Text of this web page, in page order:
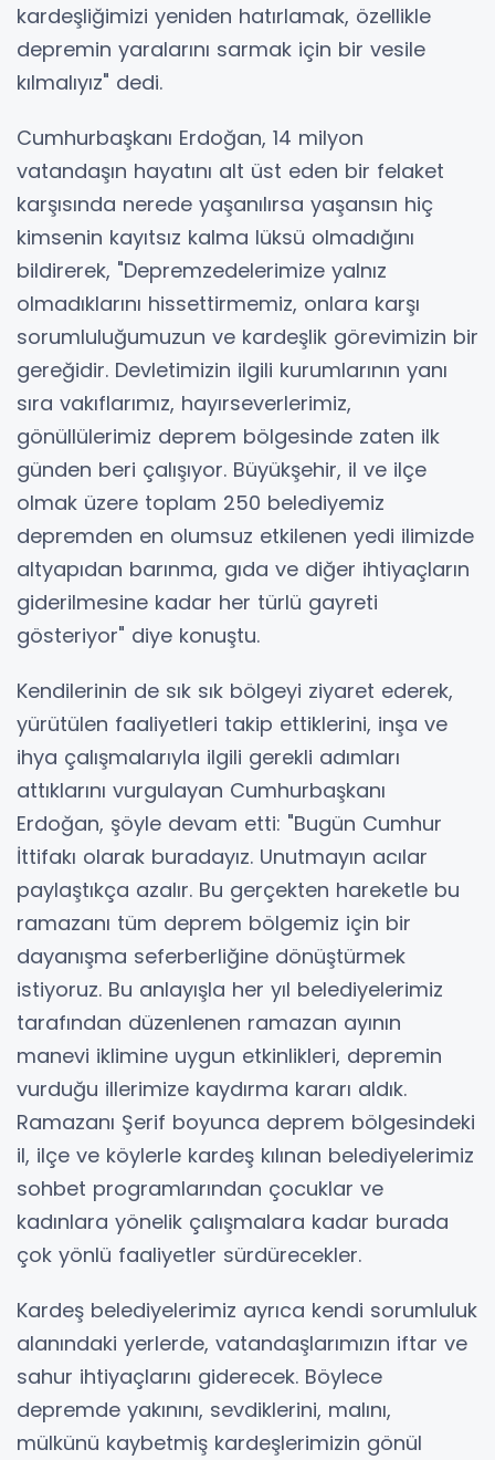
kardeşliğimizi yeniden hatırlamak, özellikle
depremin yaralarını sarmak için bir vesile
kılmalıyız" dedi.
Cumhurbaşkanı Erdoğan, 14 milyon
vatandaşın hayatını alt üst eden bir felaket
karşısında nerede yaşanılırsa yaşansın hiç
kimsenin kayıtsız kalma lüksü olmadığını
bildirerek, "Depremzedelerimize yalnız
olmadıklarını hissettirmemiz, onlara karşı
sorumluluğumuzun ve kardeşlik görevimizin bir
gereğidir. Devletimizin ilgili kurumlarının yanı
sıra vakıflarımız, hayırseverlerimiz,
gönüllülerimiz deprem bölgesinde zaten ilk
günden beri çalışıyor. Büyükşehir, il ve ilçe
olmak üzere toplam 250 belediyemiz
depremden en olumsuz etkilenen yedi ilimizde
altyapıdan barınma, gıda ve diğer ihtiyaçların
giderilmesine kadar her türlü gayreti
gösteriyor" diye konuştu.
Kendilerinin de sık sık bölgeyi ziyaret ederek,
yürütülen faaliyetleri takip ettiklerini, inşa ve
ihya çalışmalarıyla ilgili gerekli adımları
attıklarını vurgulayan Cumhurbaşkanı
Erdoğan, şöyle devam etti: "Bugün Cumhur
İttifakı olarak buradayız. Unutmayın acılar
paylaştıkça azalır. Bu gerçekten hareketle bu
ramazanı tüm deprem bölgemiz için bir
dayanışma seferberliğine dönüştürmek
istiyoruz. Bu anlayışla her yıl belediyelerimiz
tarafından düzenlenen ramazan ayının
manevi iklimine uygun etkinlikleri, depremin
vurduğu illerimize kaydırma kararı aldık.
Ramazanı Şerif boyunca deprem bölgesindeki
il, ilçe ve köylerle kardeş kılınan belediyelerimiz
sohbet programlarından çocuklar ve
kadınlara yönelik çalışmalara kadar burada
çok yönlü faaliyetler sürdürecekler.
Kardeş belediyelerimiz ayrıca kendi sorumluluk
alanındaki yerlerde, vatandaşlarımızın iftar ve
sahur ihtiyaçlarını giderecek. Böylece
depremde yakınını, sevdiklerini, malını,
mülkünü kaybetmiş kardeşlerimizin gönül